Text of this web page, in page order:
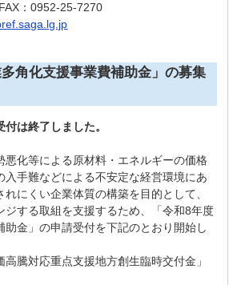
FAX：0952-25-7270
多角化支援事業費補助金」の募集
は終了しました。
化等による原材料・エネルギーの価格
入手難などによる不安定な経営環境にあ
にくい企業体質の構築を目的として、
ジする取組を支援するため、「令和8年度
助金」の申請受付を下記のとおり開始し
騰対応重点支援地方創生臨時交付金」